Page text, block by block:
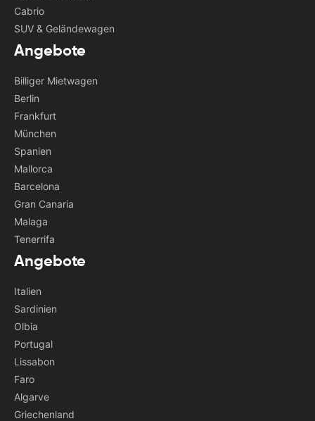
Cabrio
SUV & Geländewagen
Angebote
Billiger Mietwagen
Berlin
Frankfurt
München
Spanien
Mallorca
Barcelona
Gran Canaria
Malaga
Tenerrifa
Angebote
Italien
Sardinien
Olbia
Portugal
Lissabon
Faro
Algarve
Griechenland